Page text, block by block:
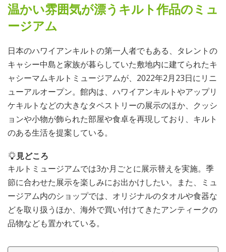
温かい雰囲気が漂うキルト作品のミュ
ージアム
日本のハワイアンキルトの第一人者でもある、タレントの
キャシー中島と家族が暮らしていた敷地内に建てられたキ
ャシーマムキルトミュージアムが、2022年2月23日にリニ
ューアルオープン。館内は、ハワイアンキルトやアップリ
ケキルトなどの大きなタペストリーの展示のほか、クッシ
ョンや小物が飾られた部屋や食卓を再現しており、キルト
のある生活を提案している。
見どころ
キルトミュージアムでは3か月ごとに展示替えを実施。季
節に合わせた展示を楽しみにお出かけしたい。また、ミュ
ージアム内のショップでは、オリジナルのタオルや食器な
どを取り扱うほか、海外で買い付けてきたアンティークの
品物なども置かれている。